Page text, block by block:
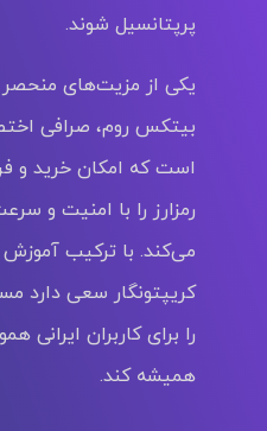
پرپتانسیل شوند.
یکی از مزیت‌های منحصر
بیتکس روم، صرافی
رمزارز را با امنیت و
می‌کند. با ترکیب
کریپتونگار سعی دارد
را برای کاربران ایرانی
همیشه کند.